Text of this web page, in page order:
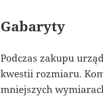
Gabaryty
Podczas zakupu
kwestii rozmiaru.
mniejszych